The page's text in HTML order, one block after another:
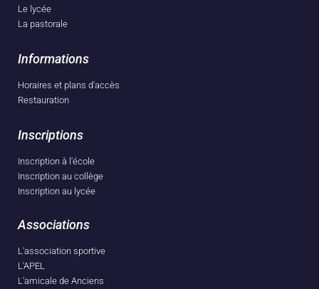
Le lycée
La pastorale
Informations
Horaires et plans d'accès
Restauration
Inscriptions
Inscription à l'école
Inscription au collège
Inscription au lycée
Associations
L'association sportive
L'APEL
L'amicale de Anciens